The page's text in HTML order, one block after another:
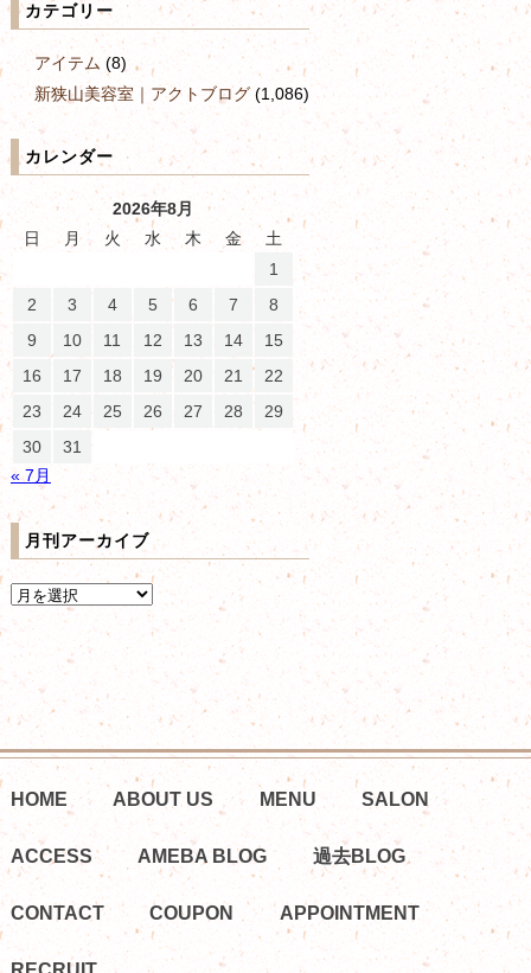
カテゴリー
アイテム (8)
新狭山美容室｜アクトブログ(1,086)
カレンダー
2026年8月
日
月 火 水 木 金
土
1
2
3 4 5 6 7
8
9
10 11 12 13 14
15
16
17 18 19 20 21
22
23
24 25 26 27 28
29
30
31
« 7月
月刊アーカイブ
HOME ABOUT US MENU SALON
ACCESS AMEBA BLOG 過去BLOG
CONTACT COUPON APPOINTMENT